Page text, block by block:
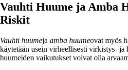
Vauhti Huume ja Amba
Riskit
Vauhti huumeja amba huumeovat myös
käytetään usein virheellisesti virkistys-
huumeiden vaikutukset voivat olla